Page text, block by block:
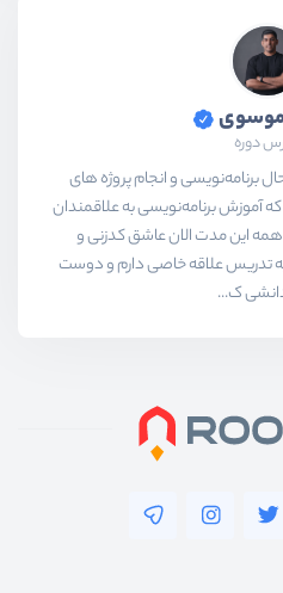
دوره
در حال برنامه‌نویسی و انجام پروژه های
هست که آموزش برنامه‌نویسی به علاقمندان
همه این مدت الان عاشق کدزنی و
تدریس علاقه خاصی دارم و دوست
ک...